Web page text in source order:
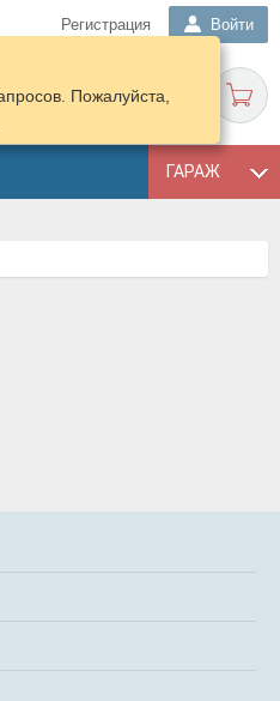
Регистрация Войти
ГАРАЖ
Пожалуйста,